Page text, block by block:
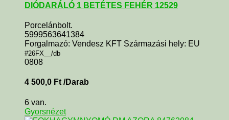
DIÓDARÁLÓ 1 BETÉTES FEHÉR 12529
Porcelánbolt.
5999563641384
Forgalmazó: Vendesz KFT Származási hely: EU
#26FX__/db
0808
4 500,0 Ft /Darab
6 van.
Gyorsnézet